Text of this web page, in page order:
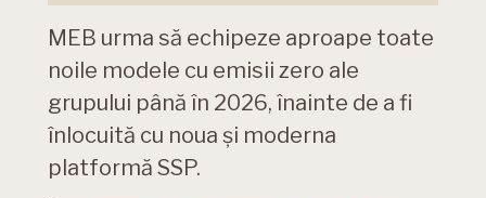
MEB urma să echipeze aproape toate
noile modele cu emisii zero ale
grupului până în 2026, înainte de a fi
înlocuită cu noua și moderna
platformă SSP.